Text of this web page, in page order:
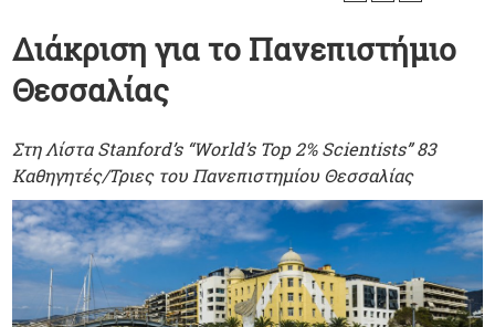
Διάκριση για το Πανεπιστήμιο
Θεσσαλίας
Στη Λίστα Stanford’s “World’s Top 2% Scientists” 83
Καθηγητές/Τριες του Πανεπιστημίου Θεσσαλίας